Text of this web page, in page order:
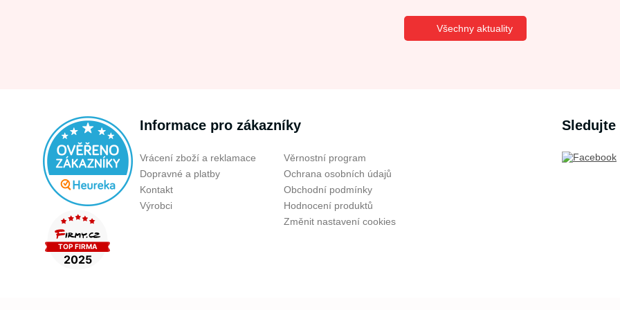
Všechny aktuality
Informace pro zákazníky
Vrácení zboží a reklamace
Dopravné a platby
Kontakt
Výrobci
Věrnostní program
Ochrana osobních údajů
Obchodní podmínky
Hodnocení produktů
Změnit nastavení cookies
Sledujte